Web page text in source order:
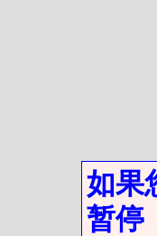
如果
暂停